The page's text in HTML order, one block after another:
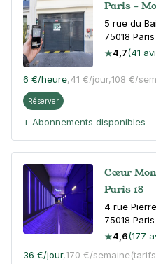
Paris -
5 rue du
75018 Paris
4,7(41
6 €/heure,41 €/jour,108 €/
Réserver
+ Abonnements disponibles
Cœur
Paris 18
4 rue
75018 Paris
4,6(177
36 €/jour,170 €/semaine